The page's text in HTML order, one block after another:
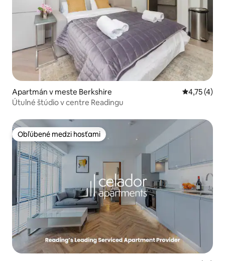
Apartmán v meste Berkshire Priemerné
4,75 (4)
Útulné štúdio v centre Readingu
Obľúbené medzi hosťami
Obľúbené medzi hosťami